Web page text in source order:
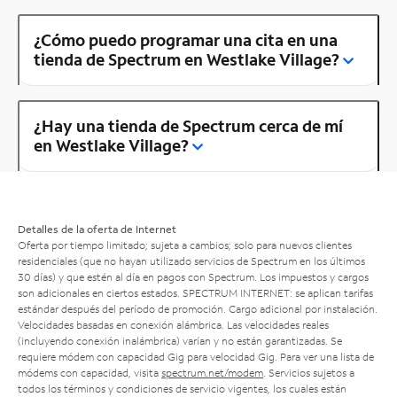
¿Cómo puedo programar una cita en una
tienda de Spectrum en Westlake Village?
¿Hay una tienda de Spectrum cerca de mí
en Westlake Village?
Detalles de la oferta de Internet
Oferta por tiempo limitado; sujeta a cambios; solo para nuevos clientes
residenciales (que no hayan utilizado servicios de Spectrum en los últimos
30 días) y que estén al día en pagos con Spectrum. Los impuestos y cargos
son adicionales en ciertos estados. SPECTRUM INTERNET: se aplican tarifas
estándar después del período de promoción. Cargo adicional por instalación.
Velocidades basadas en conexión alámbrica. Las velocidades reales
(incluyendo conexión inalámbrica) varían y no están garantizadas. Se
requiere módem con capacidad Gig para velocidad Gig. Para ver una lista de
módems con capacidad, visita spectrum.net/modem . Servicios sujetos a
todos los términos y condiciones de servicio vigentes, los cuales están